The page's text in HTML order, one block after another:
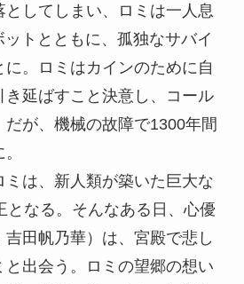
としてしまい、ロミは一人息
トとともに、孤独なサバイ
。ロミはカインのために自
延ばすこと決意し、コール
だが、機械の故障で1300年間
ミは、新人類が築いた巨大な
となる。そんなある日、心優
吉田帆乃華）は、宮殿で悲し
出会う。ロミの望郷の想い